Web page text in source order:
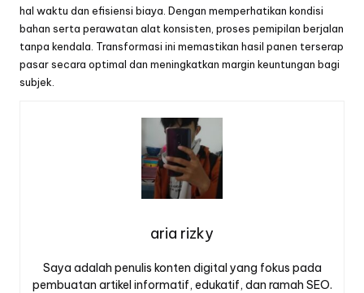
hal waktu dan efisiensi biaya. Dengan memperhatikan kondisi
bahan serta perawatan alat konsisten, proses pemipilan berjalan
tanpa kendala. Transformasi ini memastikan hasil panen terserap
pasar secara optimal dan meningkatkan margin keuntungan bagi
subjek.
aria rizky
Saya adalah penulis konten digital yang fokus pada
pembuatan artikel informatif, edukatif, dan ramah SEO.